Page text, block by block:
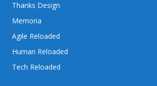
Thanks Design
Memoria
Agile Reloaded
Human Reloaded
Tech Reloaded